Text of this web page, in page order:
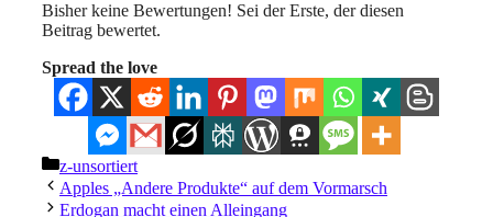
Bisher keine Bewertungen! Sei der Erste, der diesen
Beitrag bewertet.
Spread the love
Kategorien
z-unsortiert
Apples „Andere Produkte“ auf dem Vormarsch
Erdogan macht einen Alleingang